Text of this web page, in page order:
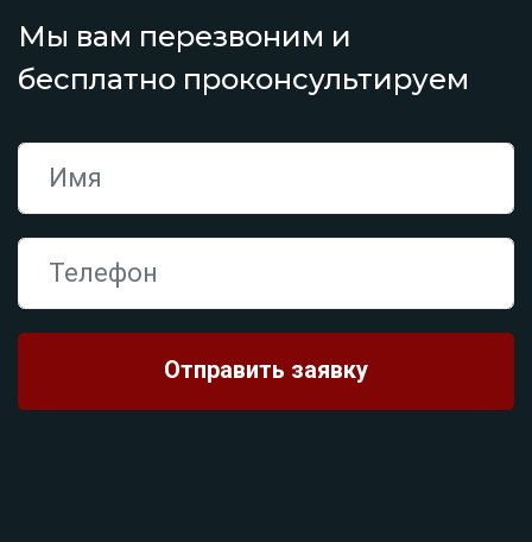
Мы вам перезвоним и
бесплатно проконсультируем